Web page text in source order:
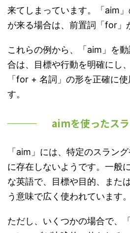
来てしまっています。「aim
が来る場合は、前置詞「for」
これらの例から、「aim」を
合は、目標や行動を明確にし
「for + 名詞」の形を正確に
す。
aimを使ったス
「aim」には、特定のスラン
に存在しないようです。一般
な英語で、目標や目的、また
う意味で広く使われています。
ただし、いくつかの場合で、